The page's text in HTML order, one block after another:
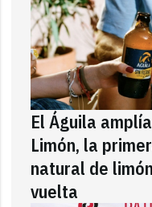
El Águila
Limón, la
natural de
vuelta